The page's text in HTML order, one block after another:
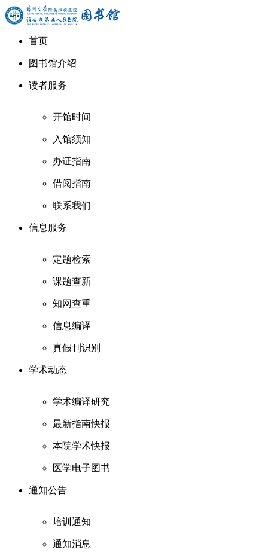
首页
图书馆介绍
读者服务
开馆时间
入馆须知
办证指南
借阅指南
联系我们
信息服务
定题检索
课题查新
知网查重
信息编译
真假刊识别
学术动态
学术编译研究
最新指南快报
本院学术快报
医学电子图书
通知公告
培训通知
通知消息